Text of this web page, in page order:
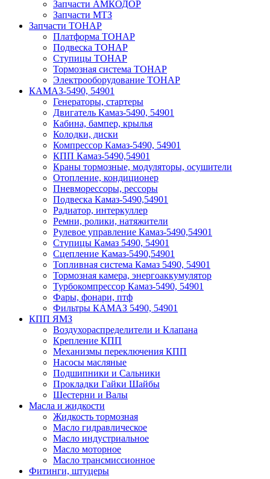
Запчасти АМКОДОР
Запчасти МТЗ
Запчасти ТОНАР
Платформа ТОНАР
Подвеска ТОНАР
Ступицы ТОНАР
Тормозная система ТОНАР
Электрооборудование ТОНАР
КАМАЗ-5490, 54901
Генераторы, стартеры
Двигатель Камаз-5490, 54901
Кабина, бампер, крылья
Колодки, диски
Компрессор Камаз-5490, 54901
КПП Камаз-5490,54901
Краны тормозные, модуляторы, осушители
Отопление, кондиционер
Пневморессоры, рессоры
Подвеска Камаз-5490,54901
Радиатор, интеркуллер
Ремни, ролики, натяжители
Рулевое управление Камаз-5490,54901
Ступицы Камаз 5490, 54901
Сцепление Камаз-5490,54901
Топливная система Камаз 5490, 54901
Тормозная камера, энергоаккумулятор
Турбокомпрессор Камаз-5490, 54901
Фары, фонари, птф
Фильтры КАМАЗ 5490, 54901
КПП ЯМЗ
Воздухораспределители и Клапана
Крепление КПП
Механизмы переключения КПП
Насосы масляные
Подшипники и Сальники
Прокладки Гайки Шайбы
Шестерни и Валы
Масла и жидкости
Жидкость тормозная
Масло гидравлическое
Масло индустриальное
Масло моторное
Масло трансмиссионное
Фитинги, штуцеры